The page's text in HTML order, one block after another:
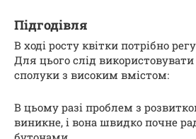
Підгодівля
В ході росту квітки потрібно
Для цього слід
сполуки з високим вмістом:
В цьому разі проблем з
виникне, і вона швидко почне